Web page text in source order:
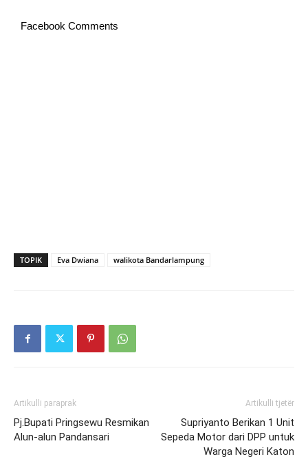
Facebook Comments
TOPIK Eva Dwiana walikota Bandarlampung
Artikulli paraprak
Pj.Bupati Pringsewu Resmikan
Alun-alun Pandansari
Artikulli tjetër
Supriyanto Berikan 1 Unit
Sepeda Motor dari DPP untuk
Warga Negeri Katon